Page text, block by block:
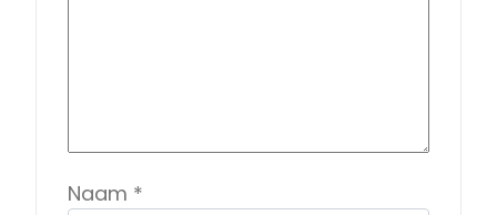
Naam *